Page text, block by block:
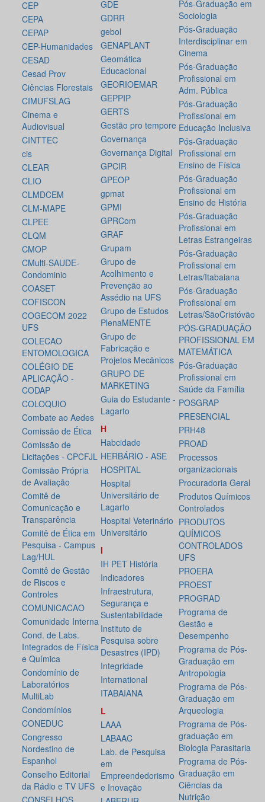
CEP
CEPA
CEPAP
CEP-Humanidades
CESAD
Cesad Prov
Ciências Florestais
CIMUFSLAG
Cinema e
Audiovisual
CINTTEC
cis
CLEAR
CLIO
CLMDCEM
CLM-MAPE
CLPEE
CLQM
CMOP
CMulti-SAUDE-
Condominio
COASET
COFISCON
COGECOM 2022
UFS
COLECAO
ENTOMOLOGICA
COLÉGIO DE
APLICAÇÃO -
CODAP
COLOQUIO
Combate ao Aedes
Comissão de Ética
Comissão de
Licitações - CPCFJL
Comissão Própria
de Avaliação
Comitê de
Comunicação e
Transparência
Comitê de Ética em
Pesquisa - Campus
Lag/HUL
Comitê de Gestão
de Riscos e
Controles
COMUNICACAO
Comunidade Interna
Cond. de Labs.
Integrados de Física
e Química
Condomínio de
Laboratórios
MultiLab
Condomínios
CONEDUC
Congresso
Nordestino de
Espanhol
Conselho Editorial
da Rádio e TV UFS
GDE
GDRR
gebol
GENAPLANT
Geomática
Educacional
GEORIOEMAR
GEPPIP
GERTS
Gestão pro tempore
Governança
Governança Digital
GPCIR
GPEOP
gpmat
GPMI
GPRCom
GRAF
Grupam
Grupo de
Acolhimento e
Prevenção ao
Assédio na UFS
Grupo de Estudos
PlenaMENTE
Grupo de
Fabricação e
Projetos Mecânicos
GRUPO DE
MARKETING
Guia do Estudante -
Lagarto
H
Habcidade
HERBÁRIO - ASE
HOSPITAL
Hospital
Universitário de
Lagarto
Hospital Veterinário
Universitário
I
IH PET História
Indicadores
Infraestrutura,
Segurança e
Sustentabilidade
Instituto de
Pesquisa sobre
Desastres (IPD)
Integridade
International
ITABAIANA
L
LAAA
LABAAC
Lab. de Pesquisa
em
Empreendedorismo
e Inovação
Pós-Graduação em
Sociologia
Pós-Graduação
Interdisciplinar em
Cinema
Pós-Graduação
Profissional em
Adm. Pública
Pós-Graduação
Profissional em
Educação Inclusiva
Pós-Graduação
Profissional em
Ensino de Física
Pós-Graduação
Profissional em
Ensino de História
Pós-Graduação
Profissional em
Letras Estrangeiras
Pós-Graduação
Profissional em
Letras/Itabaiana
Pós-Graduação
Profissional em
Letras/SãoCristóvão
PÓS-GRADUAÇÃO
PROFISSIONAL EM
MATEMÁTICA
Pós-Graduação
Profissional em
Saúde da Família
POSGRAP
PRESENCIAL
PRH48
PROAD
Processos
organizacionais
Procuradoria Geral
Produtos Químicos
Controlados
PRODUTOS
QUÍMICOS
CONTROLADOS
UFS
PROERA
PROEST
PROGRAD
Programa de
Gestão e
Desempenho
Programa de Pós-
Graduação em
Antropologia
Programa de Pós-
Graduação em
Arqueologia
Programa de Pós-
graduação em
Biologia Parasitaria
Programa de Pós-
Graduação em
Ciências da
Nutrição